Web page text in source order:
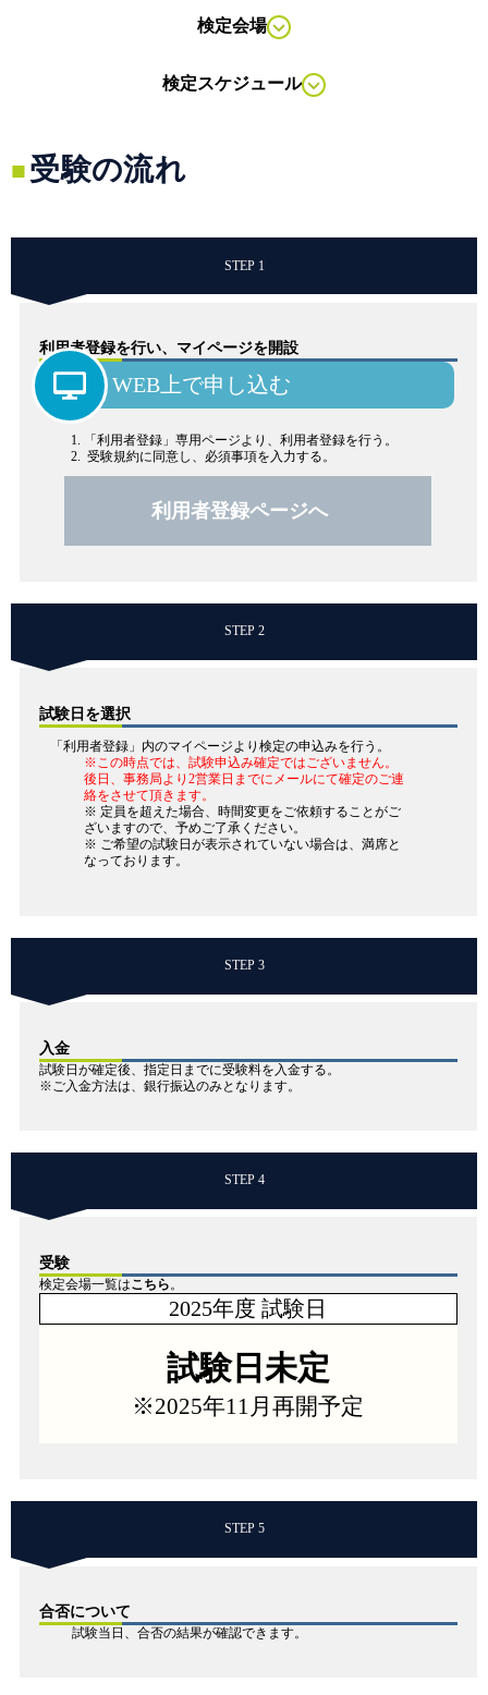
検定会場
検定スケジュール
受験の流れ
STEP 1
利用者登録を行い、マイページを開設
WEB上で申し込む
「利用者登録」専用ページより、利用者登録を行う。
受験規約に同意し、必須事項を入力する。
利用者登録ページへ
STEP 2
試験日を選択
「利用者登録」内のマイページより検定の申込みを行う。
※この時点では、試験申込み確定ではございません。
後日、事務局より2営業日までにメールにて確定のご連
絡をさせて頂きます。
※ 定員を超えた場合、時間変更をご依頼することがご
ざいますので、予めご了承ください。
※ ご希望の試験日が表示されていない場合は、満席と
なっております。
STEP 3
入金
試験日が確定後、指定日までに受験料を入金する。
※ご入金方法は、銀行振込のみとなります。
STEP 4
受験
検定会場一覧はこちら。
2025年度 試験日
試験日未定
※2025年11月再開予定
STEP 5
合否について
試験当日、合否の結果が確認できます。